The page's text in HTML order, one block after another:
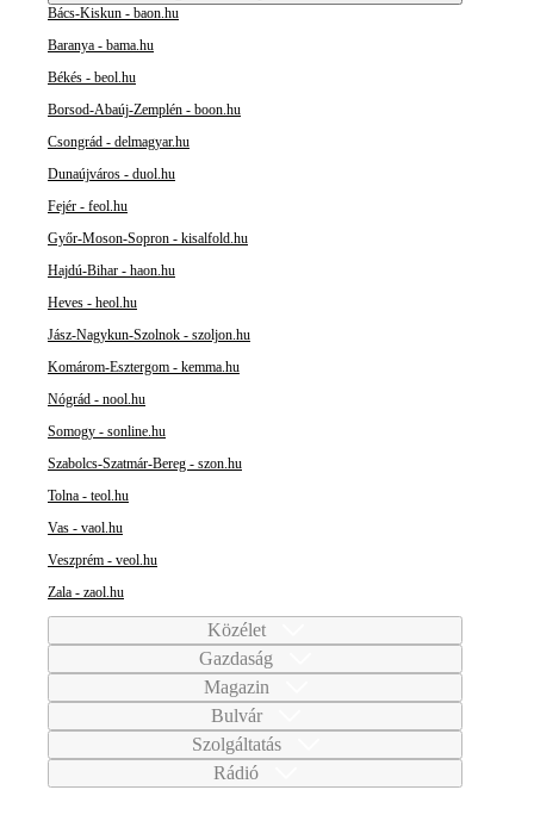
Bács-Kiskun - baon.hu
Baranya - bama.hu
Békés - beol.hu
Borsod-Abaúj-Zemplén - boon.hu
Csongrád - delmagyar.hu
Dunaújváros - duol.hu
Fejér - feol.hu
Győr-Moson-Sopron - kisalfold.hu
Hajdú-Bihar - haon.hu
Heves - heol.hu
Jász-Nagykun-Szolnok - szoljon.hu
Komárom-Esztergom - kemma.hu
Nógrád - nool.hu
Somogy - sonline.hu
Szabolcs-Szatmár-Bereg - szon.hu
Tolna - teol.hu
Vas - vaol.hu
Veszprém - veol.hu
Zala - zaol.hu
Közélet
Gazdaság
Magazin
Bulvár
Szolgáltatás
Rádió